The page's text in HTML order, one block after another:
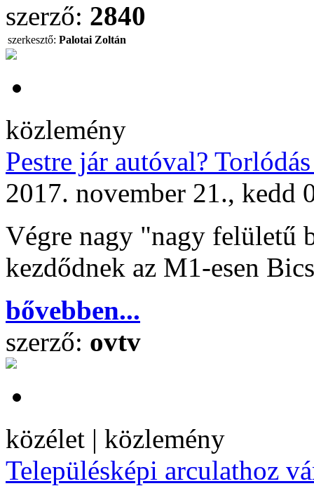
szerző: 2840
szerkesztő: Palotai Zoltán
közlemény
Pestre jár autóval?
2017. november 21., kedd
Végre nagy "nagy felületű
kezdődnek az M1-esen
bővebben...
szerző: ovtv
közélet | közlemény
Településképi arculathoz